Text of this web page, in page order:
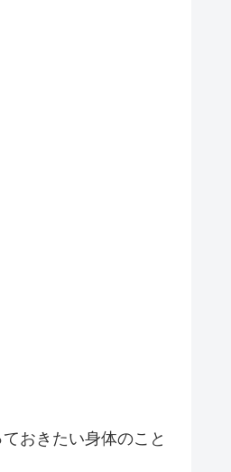
おきたい身体のこと